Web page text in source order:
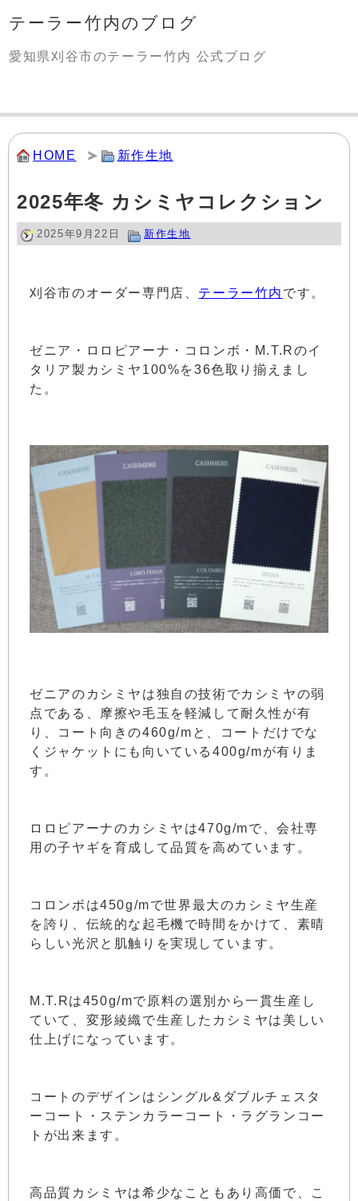
テーラー竹内のブログ
愛知県刈谷市のテーラー竹内 公式ブログ
HOME 新作生地
2025年冬 カシミヤコレクション
2025年9月22日 新作生地
刈谷市のオーダー専門店、 テーラー竹内 です。
ゼニア・ロロピアーナ・コロンボ・M.T.Rのイ
タリア製カシミヤ100%を36色取り揃えまし
た。
ゼニアのカシミヤは独自の技術でカシミヤの弱
点である、摩擦や毛玉を軽減して耐久性が有
り、コート向きの460g/mと、コートだけでな
くジャケットにも向いている400g/mが有りま
す。
ロロピアーナのカシミヤは470g/mで、会社専
用の子ヤギを育成して品質を高めています。
コロンボは450g/mで世界最大のカシミヤ生産
を誇り、伝統的な起毛機で時間をかけて、素晴
らしい光沢と肌触りを実現しています。
M.T.Rは450g/mで原料の選別から一貫生産し
ていて、変形綾織で生産したカシミヤは美しい
仕上げになっています。
コートのデザインはシングル&ダブルチェスタ
ーコート・ステンカラーコート・ラグランコー
トが出来ます。
高品質カシミヤは希少なこともあり高価で、こ